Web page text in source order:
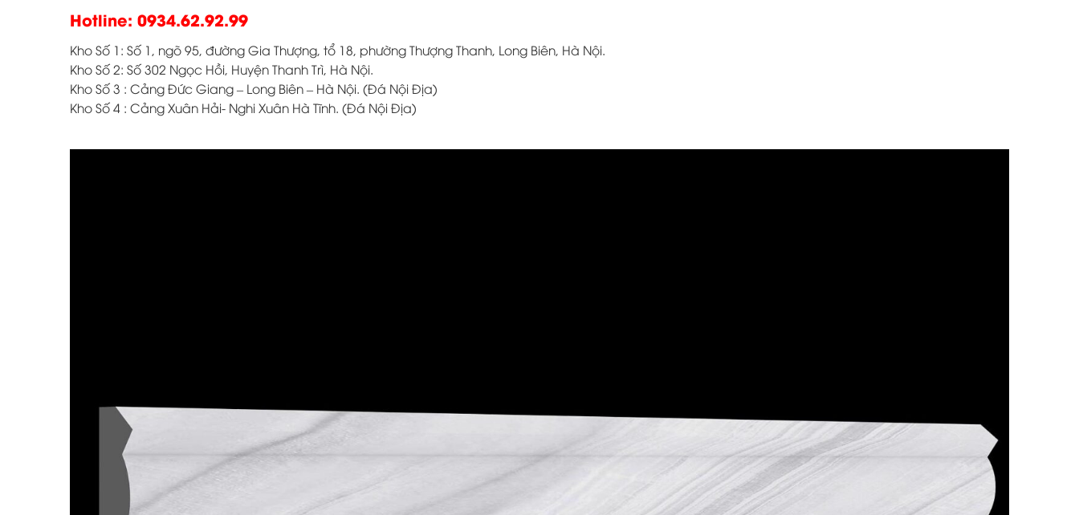
Hotline: 0934.62.92.99
Kho Số 1: Số 1, ngõ 95, đường Gia Thượng, tổ 18, phường Thượng Thanh, Long Biên, Hà Nội.
Kho Số 2: Số 302 Ngọc Hồi, Huyện Thanh Trì, Hà Nội.
Kho Số 3 : Cảng Đức Giang – Long Biên – Hà Nội. (Đá Nội Địa)
Kho Số 4 : Cảng Xuân Hải- Nghi Xuân Hà Tĩnh. (Đá Nội Địa)